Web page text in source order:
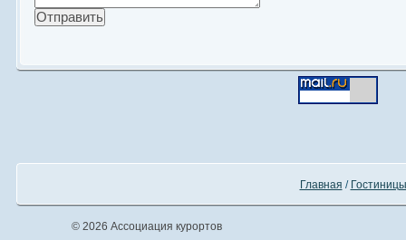
Главная /
© 2026 Ассоциация курортов